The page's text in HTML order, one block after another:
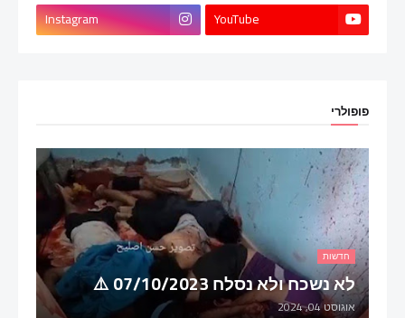
YouTube
Instagram
פופולרי
חדשות
לא נשכח ולא נסלח 07/10/2023 ⚠️
אוגוסט 04, 2024